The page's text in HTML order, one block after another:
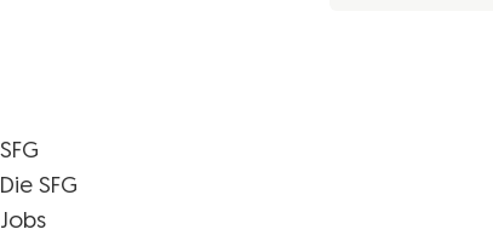
SFG
Die SFG
Jobs